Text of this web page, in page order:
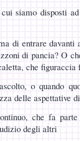
siamo disposti
di entrare davanti
di pancia? O
che figuraccia
o quando
delle aspettative
che fa
degli altri